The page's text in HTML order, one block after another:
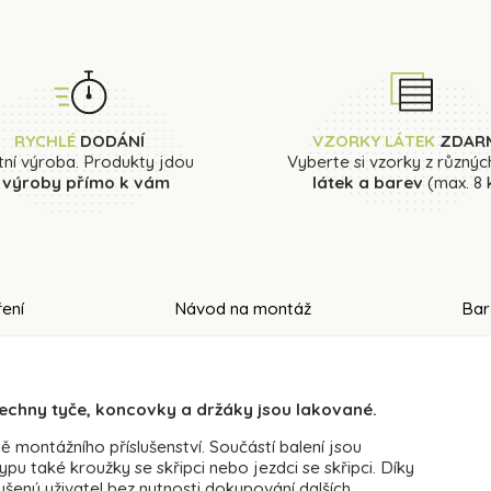
RYCHLÉDODÁNÍ
výroba. Produkty jdou
výroby přímo k vám
VZORKY LÁTEK
Vyberte si vzorky z
látek a barev(max. 8
Návod na montáž
tyče, koncovky a držáky jsou lakované.
příslušenství. Součástí balení jsou
také kroužky se skřipci nebo jezdci se skřipci. Díky